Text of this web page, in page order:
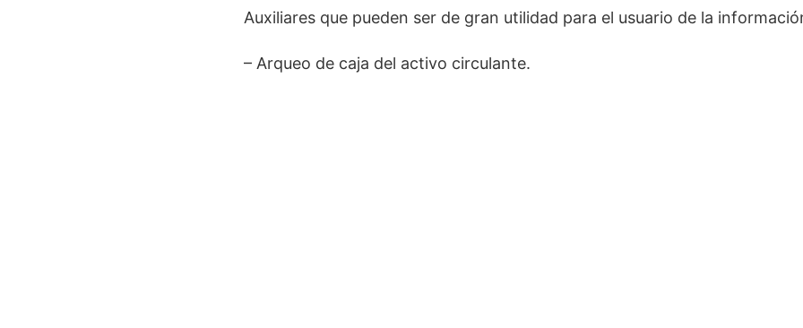
Auxiliares que pueden ser de gran utilidad para el usuario de la
– Arqueo de caja del activo circulante.